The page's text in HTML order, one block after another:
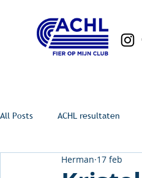
All Posts ACHL resultaten
Herman 17 feb